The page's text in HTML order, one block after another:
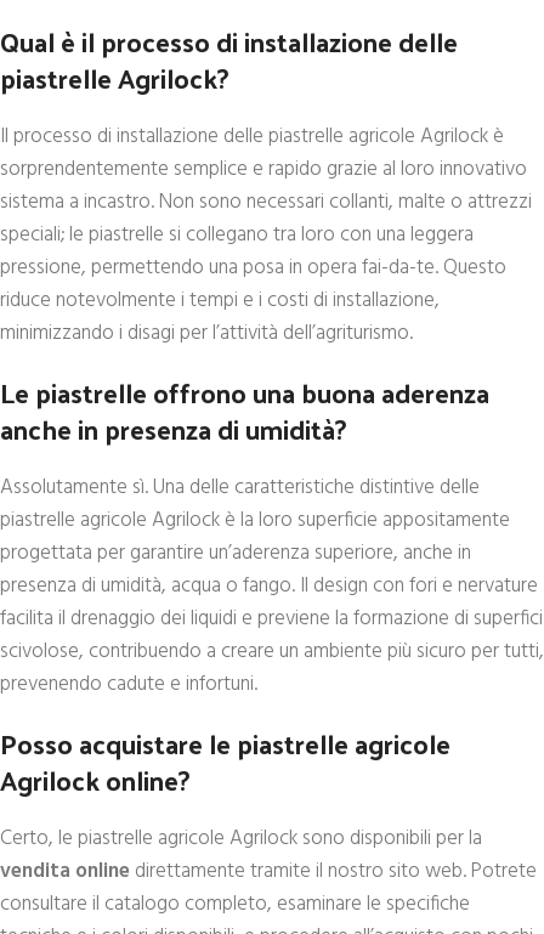
Qual è il processo di installazione delle
piastrelle Agrilock?
Il processo di installazione delle piastrelle agricole Agrilock è
sorprendentemente semplice e rapido grazie al loro innovativo
sistema a incastro. Non sono necessari collanti, malte o attrezzi
speciali; le piastrelle si collegano tra loro con una leggera
pressione, permettendo una posa in opera fai-da-te. Questo
riduce notevolmente i tempi e i costi di installazione,
minimizzando i disagi per l’attività dell’agriturismo.
Le piastrelle offrono una buona aderenza
anche in presenza di umidità?
Assolutamente sì. Una delle caratteristiche distintive delle
piastrelle agricole Agrilock è la loro superficie appositamente
progettata per garantire un’aderenza superiore, anche in
presenza di umidità, acqua o fango. Il design con fori e nervature
facilita il drenaggio dei liquidi e previene la formazione di superfici
scivolose, contribuendo a creare un ambiente più sicuro per tutti,
prevenendo cadute e infortuni.
Posso acquistare le piastrelle agricole
Agrilock online?
Certo, le piastrelle agricole Agrilock sono disponibili per la
vendita online direttamente tramite il nostro sito web. Potrete
consultare il catalogo completo, esaminare le specifiche